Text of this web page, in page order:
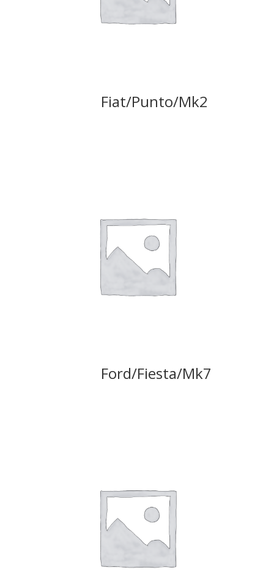
Fiat/Punto/Mk2
Ford/Fiesta/Mk7